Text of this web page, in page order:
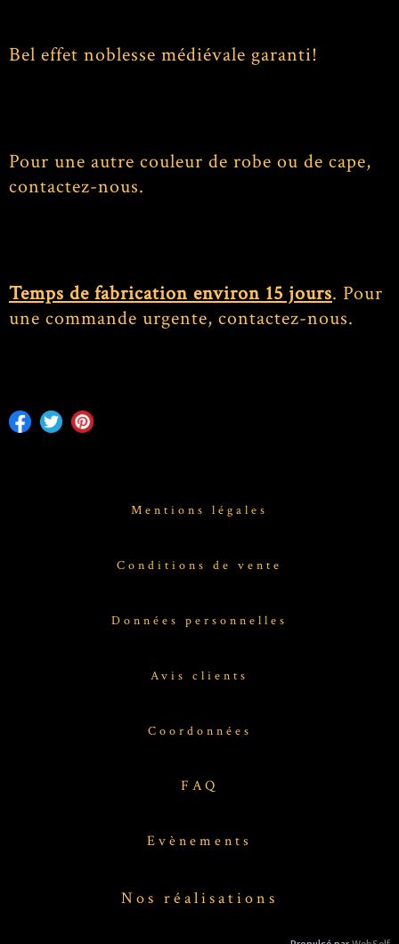
Bel effet noblesse médiévale garanti!
Pour une autre couleur de robe ou de cape,
contactez-nous.
Temps de fabrication environ 15 jours. Pour
une commande urgente, contactez-nous.
Mentions légales
Conditions de vente
Données personnelles
Avis clients
Coordonnées
FAQ
Evènements
Nos réalisations